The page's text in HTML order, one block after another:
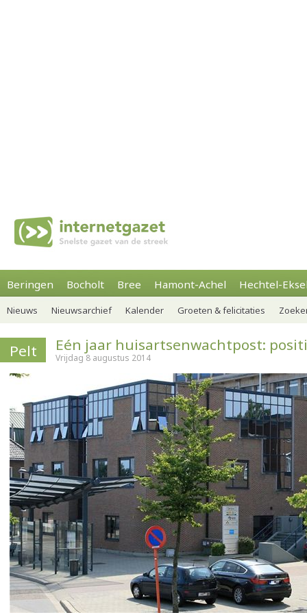
Beringen Bocholt Bree Hamont-Achel Hechtel-
Nieuws Nieuwsarchief Kalender Groeten & felicitaties
Pelt Eén jaar huisartsenwachtpost:
Vrijdag 8 augustus 2014